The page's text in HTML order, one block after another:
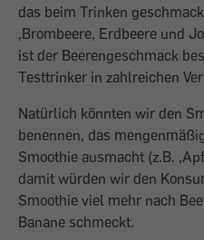
das beim Trinken
,Brombeere, Erdbeere und
ist der Beerengeschmack
Testtrinker in zahlreichen
Natürlich könnten wir den
benennen, das
Smoothie ausmacht (z.B.
damit würden wir den
Smoothie viel mehr nach
Banane schmeckt.